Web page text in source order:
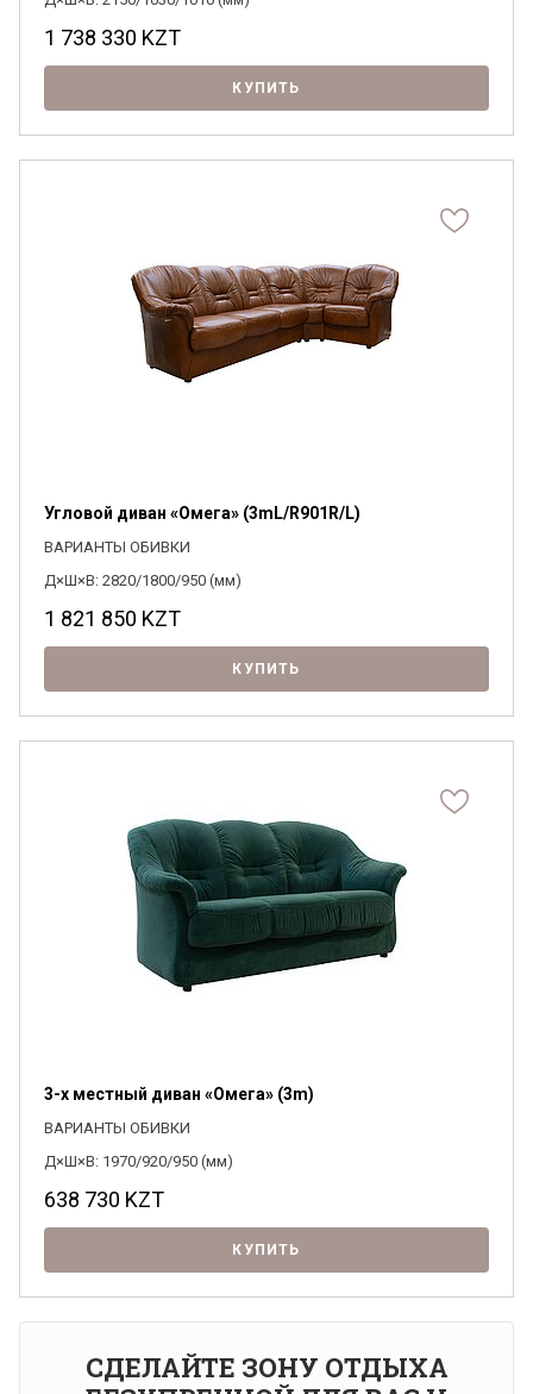
согласен на их обработку.
1 738 330 KZT
КУПИТЬ
Угловой диван «Омега» (3mL/R901R/L)
ВАРИАНТЫ ОБИВКИ
Д×Ш×В: 2820/1800/950 (мм)
1 821 850 KZT
КУПИТЬ
3-х местный диван «Омега» (3m)
ВАРИАНТЫ ОБИВКИ
Д×Ш×В: 1970/920/950 (мм)
638 730 KZT
КУПИТЬ
СДЕЛАЙТЕ ЗОНУ ОТДЫХА